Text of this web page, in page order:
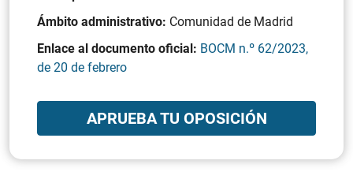
Ámbito administrativo: Comunidad de Madrid
Enlace al documento oficial: BOCM n.º 62/2023,
de 20 de febrero
APRUEBA TU OPOSICIÓN